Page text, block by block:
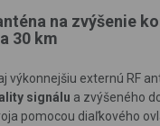
na zvýšenie
30 km
výkonnejšiu externú RF
signálu a zvýšeného
pomocou diaľkového